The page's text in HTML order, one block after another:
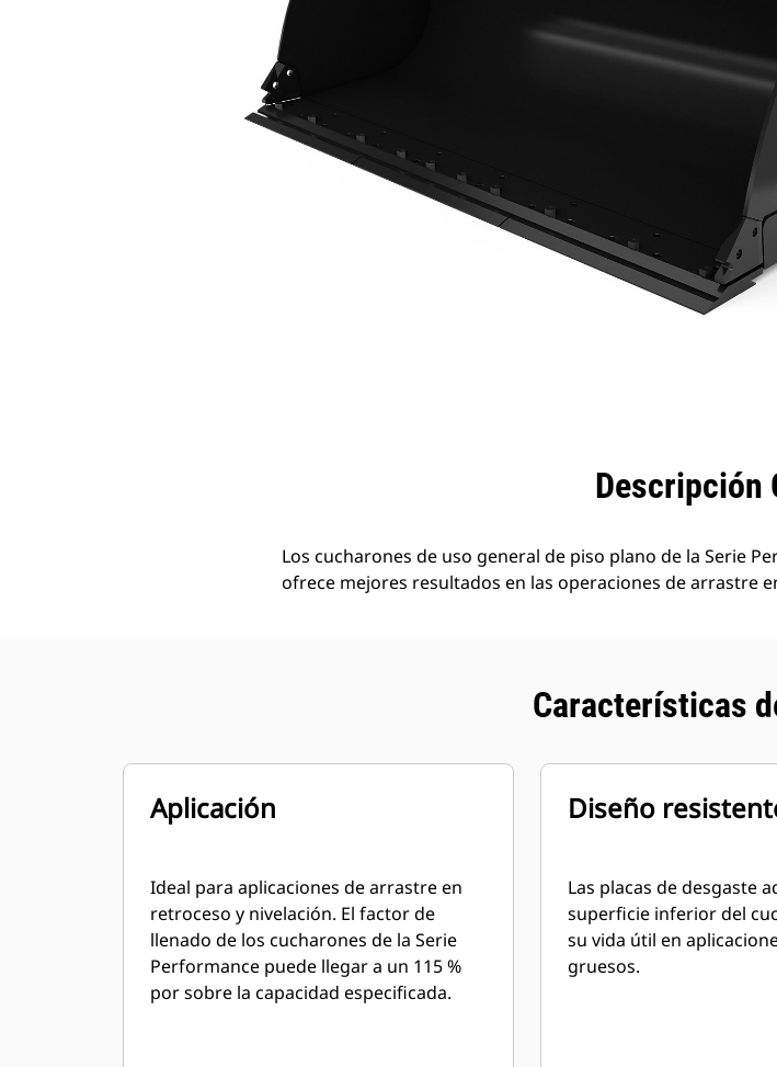
Descripción
Los cucharones de uso general de piso plano de la Serie
ofrece mejores resultados en las operaciones de arrastre
Características
Aplicación
Ideal para aplicaciones de arrastre en
retroceso y nivelación. El factor de
llenado de los cucharones de la Serie
Performance puede llegar a un 115 %
por sobre la capacidad especificada.
Diseño
Las placas de desgaste
superficie inferior del
su vida útil en
gruesos.